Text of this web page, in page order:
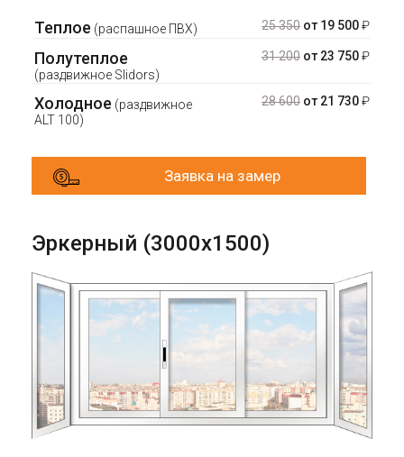
Теплое (распашное ПВХ) 25 350 от 19 500₽
Полутеплое
(раздвижное Slidors)
31 200 от 23 750₽
Холодное (раздвижное
ALT 100)
28 600 от 21 730₽
Заявка на замер
Эркерный (3000х1500)